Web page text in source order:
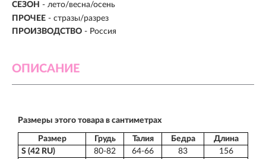
СЕЗОН - лето/весна/осень
ПРОЧЕЕ - стразы/разрез
ПРОИЗВОДСТВО - Россия
ОПИСАНИЕ
Размеры этого товара в сантиметрах
Размер Грудь Талия Бедра
Длина
S (42 RU)
80-82 64-66 83
156